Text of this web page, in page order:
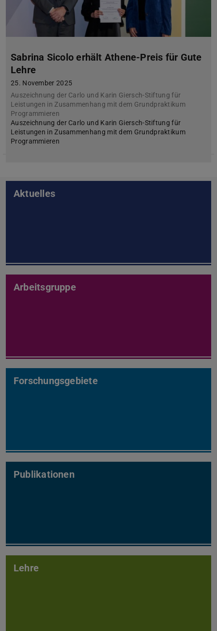
Sabrina Sicolo erhält Athene-Preis für Gute
Lehre
25. November 2025
Auszeichnung der Carlo und Karin Giersch-Stiftung für
Leistungen in Zusammenhang mit dem Grundpraktikum
Programmieren
Auszeichnung der Carlo und Karin Giersch-Stiftung für
Leistungen in Zusammenhang mit dem Grundpraktikum
Programmieren
Aktuelles
Arbeitsgruppe
Forschungsgebiete
Publikationen
Lehre